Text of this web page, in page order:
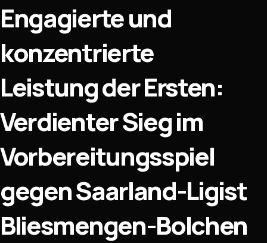
Engagierte und
konzentrierte
Leistung der Ersten:
Verdienter Sieg im
Vorbereitungsspiel
gegen Saarland-Ligist
Bliesmengen-Bolchen